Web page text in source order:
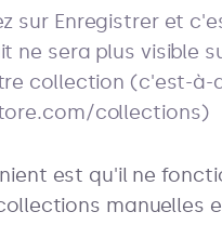
sur Enregistrer et
ne sera plus visible
collection (c'est-à-
collections)
est qu'il ne
manuelles